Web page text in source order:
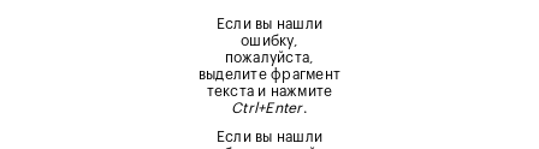
Если вы нашли
ошибку,
пожалуйста,
выделите фрагмент
текста и нажмите
Ctrl+Enter.
Если вы нашли